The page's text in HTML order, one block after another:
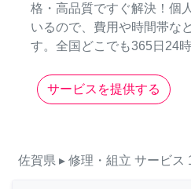
格・高品質ですぐ解決！個
いるので、費用や時間帯な
す。全国どこでも365日24時
サービスを提供する
佐賀県 ▸ 修理・組立 サービス